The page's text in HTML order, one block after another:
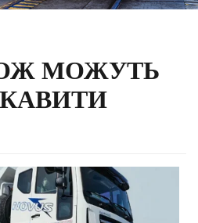
МОЖУТЬ